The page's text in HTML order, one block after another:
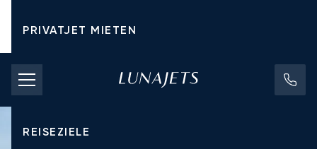
PRIVATJET MIETEN
CHARTERPREISE
PRIVATJETS
REISEZIELE